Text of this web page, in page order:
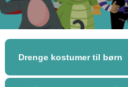
Drenge kostumer til børn